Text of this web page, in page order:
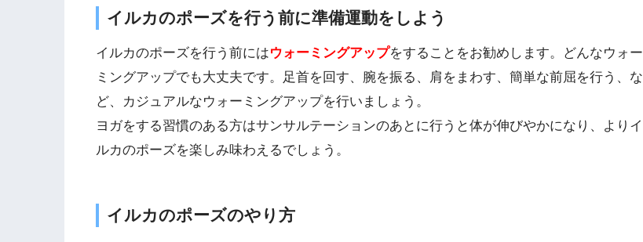
イルカのポーズを行う前に準備運動をしよう
イルカのポーズを行う前にはウォーミングアップをすることをお勧めします。どんなウォー
ミングアップでも大丈夫です。足首を回す、腕を振る、肩をまわす、簡単な前屈を行う、な
ど、カジュアルなウォーミングアップを行いましょう。
ヨガをする習慣のある方はサンサルテーションのあとに行うと体が伸びやかになり、よりイ
ルカのポーズを楽しみ味わえるでしょう。
イルカのポーズのやり方